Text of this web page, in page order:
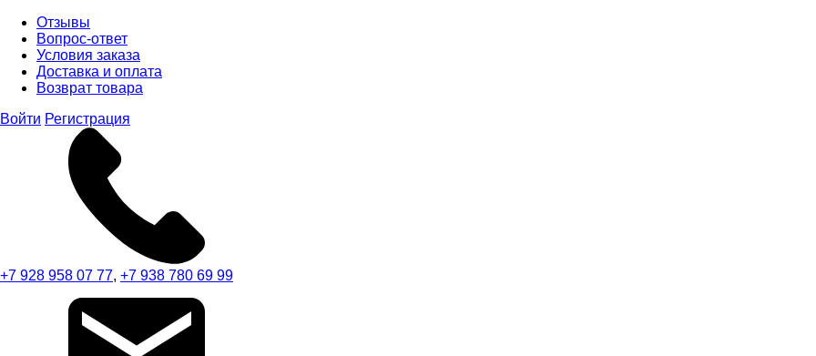
Отзывы
Вопрос-ответ
Условия заказа
Доставка и оплата
Возврат товара
Войти Регистрация
+7 928 958 07 77, +7 938 780 69 99